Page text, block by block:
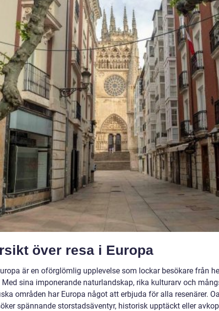
över resa i Europa
är en oförglömlig upplevelse som lockar besökare från
Med sina imponerande naturlandskap, rika kulturarv och
områden har Europa något att erbjuda för alla resenärer.
spännande storstadsäventyr, historisk upptäckt eller